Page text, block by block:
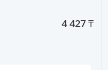
4 427 ₸